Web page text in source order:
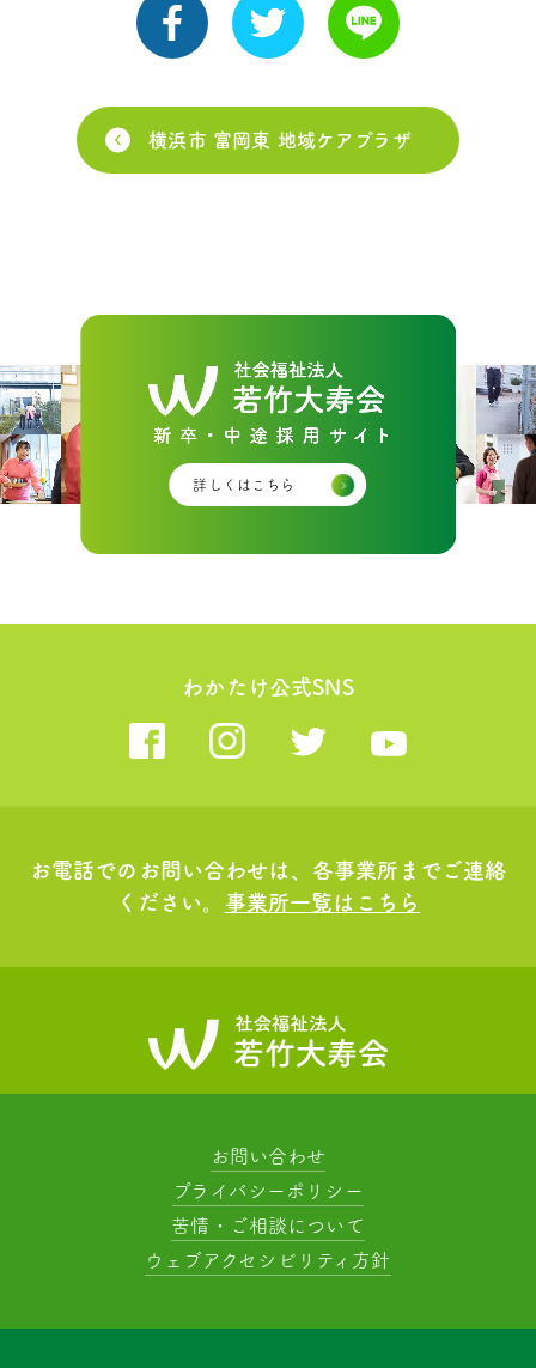
横浜市 富岡東 地域ケアプラザ
詳しくはこちら
わかたけ公式SNS
お電話でのお問い合わせは、各事業所までご連絡
ください。 事業所一覧はこちら
お問い合わせ
プライバシーポリシー
苦情・ご相談について
ウェブアクセシビリティ方針